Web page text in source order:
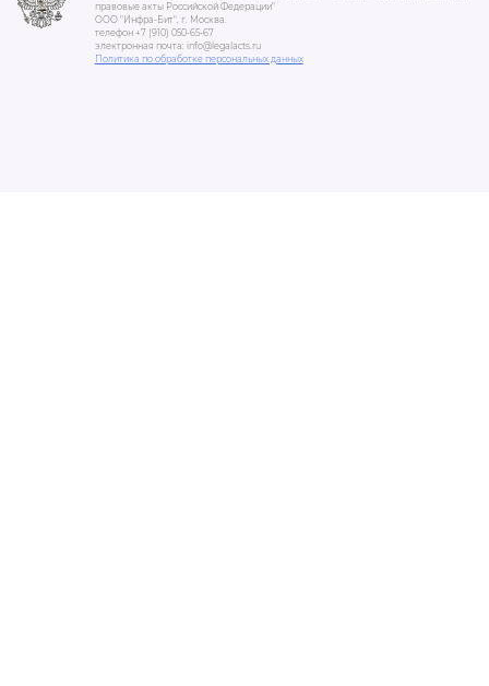
правовые акты Российской Федерации"
ООО "Инфра-Бит", г. Москва.
телефон +7 (910) 050-65-67
электронная почта: info@legalacts.ru
Политика по обработке персональных данных